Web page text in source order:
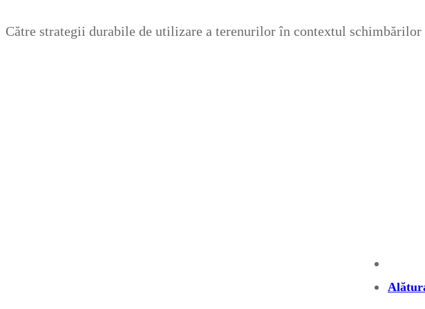
Inhalt
Către strategii durabile de utilizare a terenurilor în contextul